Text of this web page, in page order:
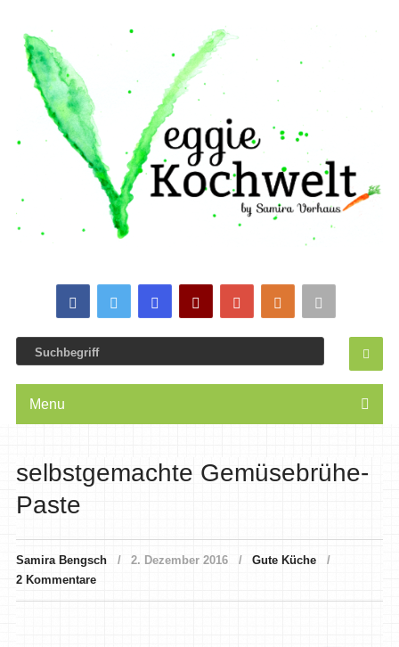
Menu
selbstgemachte Gemüsebrühe-
Paste
Samira Bengsch 2. Dezember 2016
Gute Küche
2 Kommentare